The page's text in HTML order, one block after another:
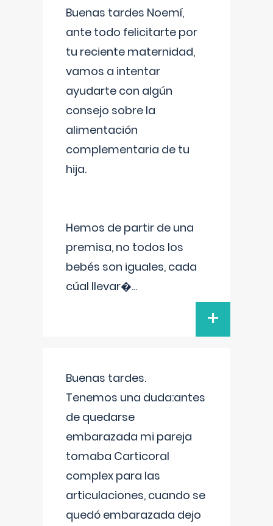
Buenas tardes Noemí,
ante todo felicitarte por
tu reciente maternidad,
vamos a intentar
ayudarte con algún
consejo sobre la
alimentación
complementaria de tu
hija.
Hemos de partir de una
premisa, no todos los
bebés son iguales, cada
cúal llevar�...
+
Buenas tardes.
Tenemos una duda:antes
de quedarse
embarazada mi pareja
tomaba Carticoral
complex para las
articulaciones, cuando se
quedó embarazada dejo